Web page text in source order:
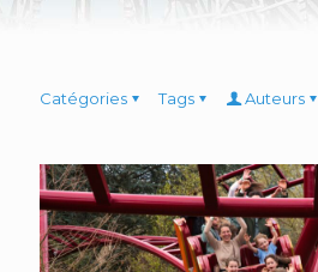
Catégories Tags Auteurs